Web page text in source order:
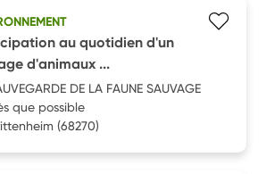
au quotidien d'un
d'animaux ...
DE LA FAUNE SAUVAGE
que possible
(68270)